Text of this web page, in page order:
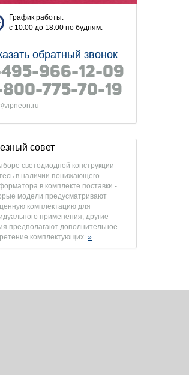
График работы:
с 10:00 до 18:00 по будням.
обратный звонок
966-12-09
775-70-19
совет
светодиодной конструкции
в наличии понижающего
в комплекте поставки -
модели предусматривают
комплектацию для
применения, другие
предполагают дополнительное
комплектующих. »